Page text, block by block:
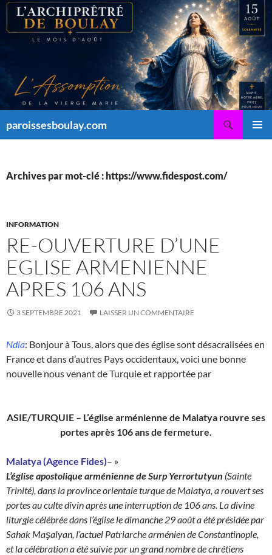
Aller
contenu
paroissesboulay.com
Archives par mot-clé : https://www.fidespost.com/
INFORMATION
RE-OUVERTURE D’UNE
EGLISE ARMENIENNE
APRES 106 ANS
3 SEPTEMBRE 2021 LAISSER UN COMMENTAIRE
Ndla: Bonjour à Tous, alors que des église sont désacralisées en
France et dans d’autres Pays occidentaux, voici une bonne
nouvelle nous venant de Turquie et rapportée par
ASIE/TURQUIE – L’église arménienne de Malatya rouvre ses
portes après 106 ans de fermeture.
Malatya (Agence Fides)– »
L’église apostolique arménienne de Surp Yerrortutyun (Sainte
Trinité), dans la province orientale turque de Malatya, a rouvert ses
portes au culte divin après une interruption de 106 ans. La divine
liturgie célébrée dans l’église le dimanche 29 août a été présidée par
Sahak Maşalyan, l’actuel Patriarche arménien de Constantinople,
et la célébration a été suivie par un grand nombre de chrétiens